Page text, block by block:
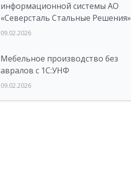
информационной системы АО
«Северсталь Стальные Решения»
09.02.2026
Мебельное производство без
авралов с 1С:УНФ
09.02.2026